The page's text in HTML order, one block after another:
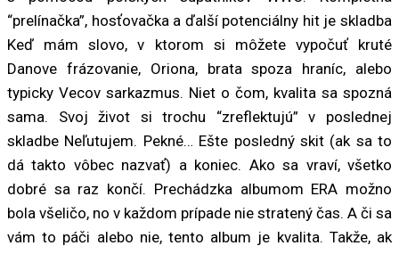
“prelínačka”, hosťovačka a ďalší potenciálny hit je skladba
Keď mám slovo, v ktorom si môžete vypočuť kruté
Danove frázovanie, Oriona, brata spoza hraníc, alebo
typicky Vecov sarkazmus. Niet o čom, kvalita sa spozná
sama. Svoj život si trochu “zreflektujú” v poslednej
skladbe Neľutujem. Pekné… Ešte posledný skit (ak sa to
dá takto vôbec nazvať) a koniec. Ako sa vraví, všetko
dobré sa raz končí. Prechádzka albumom ERA možno
bola všeličo, no v každom prípade nie stratený čas. A či sa
vám to páči alebo nie, tento album je kvalita. Takže, ak